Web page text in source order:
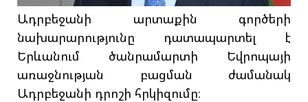
Ադրբեջանի արտաքին գործերի
նախարարությունը դատապարտել է
Երևանում ծանրամարտի Եվրոպայի
առաջնության բացման ժամանակ
Ադրբեջանի դրոշի հրկիզումը։